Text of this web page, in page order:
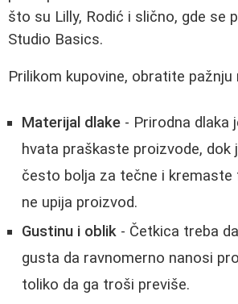
što su Lilly, Rodić i slično, gde se
Studio Basics.
Prilikom kupovine, obratite pažnju
Materijal dlake - Prirodna dlaka
hvata praškaste proizvode, dok
često bolja za tečne i kremaste
ne upija proizvod.
Gustinu i oblik - Četkica treba
gusta da ravnomerno nanosi
toliko da ga troši previše.